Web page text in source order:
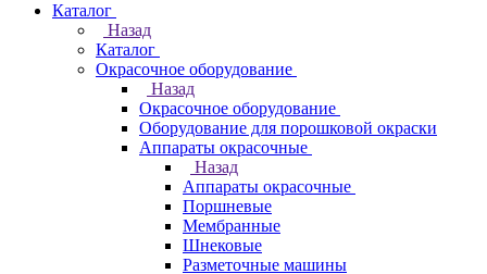
Каталог
Назад
Каталог
Окрасочное оборудование
Назад
Окрасочное оборудование
Оборудование для порошковой окраски
Аппараты окрасочные
Назад
Аппараты окрасочные
Поршневые
Мембранные
Шнековые
Разметочные машины